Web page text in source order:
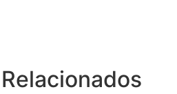
Relacionados